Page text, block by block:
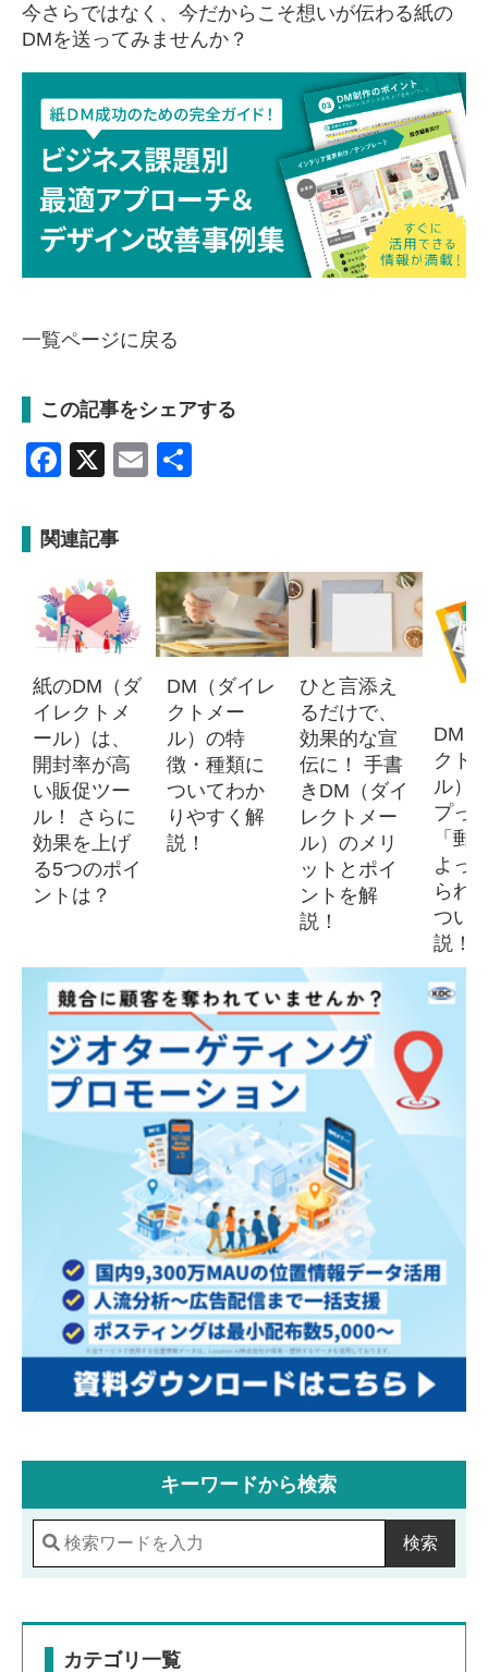
今さらではなく、今だからこそ想いが伝わる紙の
DMを送ってみませんか？
一覧ページに戻る
この記事をシェアする
Facebook
X Email
関連記事
紙のDM（ダ
イレクトメ
ール）は、
開封率が高
い販促ツー
ル！ さらに
効果を上げ
る5つのポイ
ントは？
DM（ダイレ
クトメー
ル）の特
徴・種類に
ついてわか
りやすく解
説！
ひと言添え
るだけで、
効果的な宣
伝に！ 手書
きDM（ダイ
レクトメー
ル）のメリ
ットとポイ
ントを解
説！
DM
クト
ル）
プっ
「郵
よっ
られ
つい
説！
キーワードから検索
検索
カテゴリ一覧